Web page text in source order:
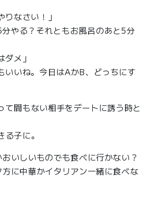
なさい！」
やる？それともお風呂のあと5分
メ」
いいね。今日はAかB、どっちにす
て間もない相手をデートに誘う時と
子に。
いしいものでも食べに行かない？
に中華かイタリアン一緒に食べな